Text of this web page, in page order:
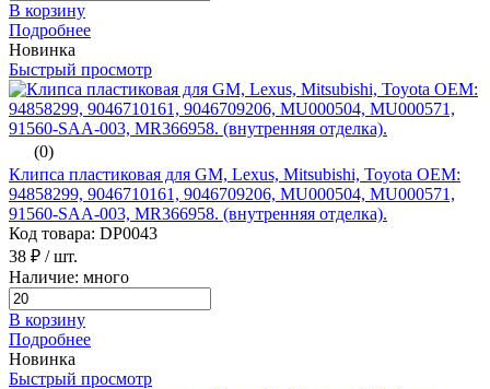
В корзину
Подробнее
Новинка
Быстрый просмотр
(0)
Клипса пластиковая для GM, Lexus, Mitsubishi, Toyota ОЕМ:
94858299, 9046710161, 9046709206, MU000504, MU000571,
91560-SAA-003, MR366958. (внутренняя отделка).
Код товара: DP0043
38 ₽ / шт.
Наличие: много
В корзину
Подробнее
Новинка
Быстрый просмотр